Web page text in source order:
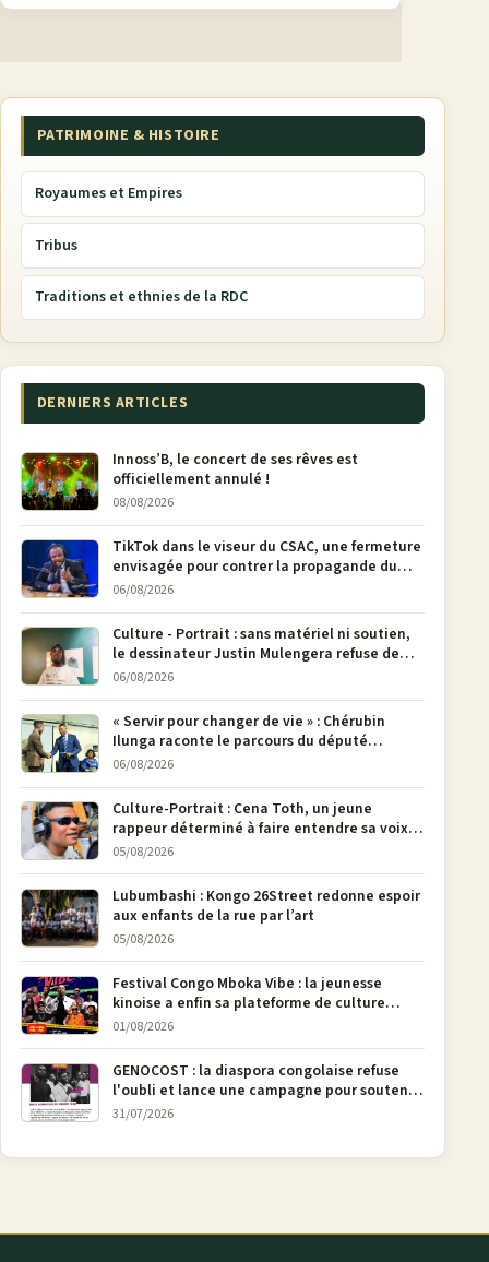
PATRIMOINE & HISTOIRE
Royaumes et Empires
Tribus
Traditions et ethnies de la RDC
DERNIERS ARTICLES
Innoss’B, le concert de ses rêves est
officiellement annulé !
08/08/2026
TikTok dans le viseur du CSAC, une fermeture
envisagée pour contrer la propagande du
M23
06/08/2026
Culture - Portrait : sans matériel ni soutien,
le dessinateur Justin Mulengera refuse de
poser son crayon
06/08/2026
« Servir pour changer de vie » : Chérubin
Ilunga raconte le parcours du député
national Jethro Muyombi Tshimbu en 137
06/08/2026
Culture-Portrait : Cena Toth, un jeune
rappeur déterminé à faire entendre sa voix à
Bunia
05/08/2026
Lubumbashi : Kongo 26Street redonne espoir
aux enfants de la rue par l’art
05/08/2026
Festival Congo Mboka Vibe : la jeunesse
kinoise a enfin sa plateforme de culture
urbaine
01/08/2026
GENOCOST : la diaspora congolaise refuse
l'oubli et lance une campagne pour soutenir
la pétition FONAREV depuis Bruxelles
31/07/2026